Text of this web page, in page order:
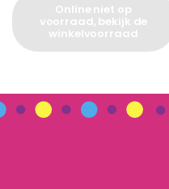
Online niet op
voorraad, bekijk de
winkelvoorraad